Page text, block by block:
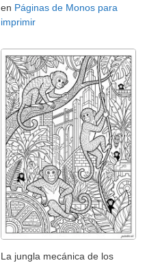
en Páginas de Monos para
imprimir
La jungla mecánica de los